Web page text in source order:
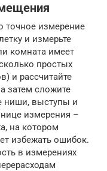
измерение
и измерьте
комната имеет
простых
и рассчитайте
затем сложите
ниши, выступы и
измерения –
на котором
избежать ошибок.
в измерениях